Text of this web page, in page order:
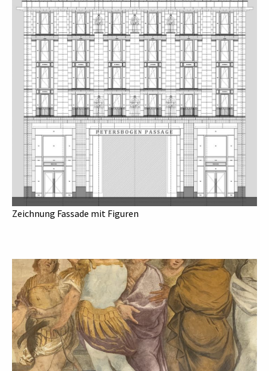
Zeichnung Fassade mit Figuren